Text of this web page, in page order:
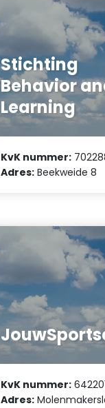
Stichting
Behavior
Learning
KvK nummer:
Adres: Beekweide 8
KvK nummer:
Adres: